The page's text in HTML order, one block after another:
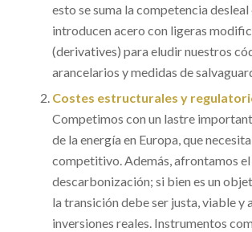
esto se suma la competencia
introducen acero con ligeras
(derivatives) para eludir nuestros
arancelarios y medidas de
Costes estructurales y
Competimos con un lastre
de la energía en Europa, que
competitivo. Además, afrontamos
descarbonización; si bien es un
la transición debe ser justa, viable y
inversiones reales. Instrumentos